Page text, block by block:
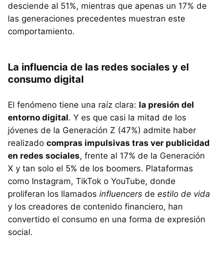
desciende al 51%, mientras que apenas un 17% de
las generaciones precedentes muestran este
comportamiento.
La influencia de las redes sociales y el
consumo digital
El fenómeno tiene una raíz clara: la presión del
entorno digital. Y es que casi la mitad de los
jóvenes de la Generación Z (47%) admite haber
realizado compras impulsivas tras ver publicidad
en redes sociales, frente al 17% de la Generación
X y tan solo el 5% de los boomers. Plataformas
como Instagram, TikTok o YouTube, donde
proliferan los llamados influencers de estilo de vida
y los creadores de contenido financiero, han
convertido el consumo en una forma de expresión
social.